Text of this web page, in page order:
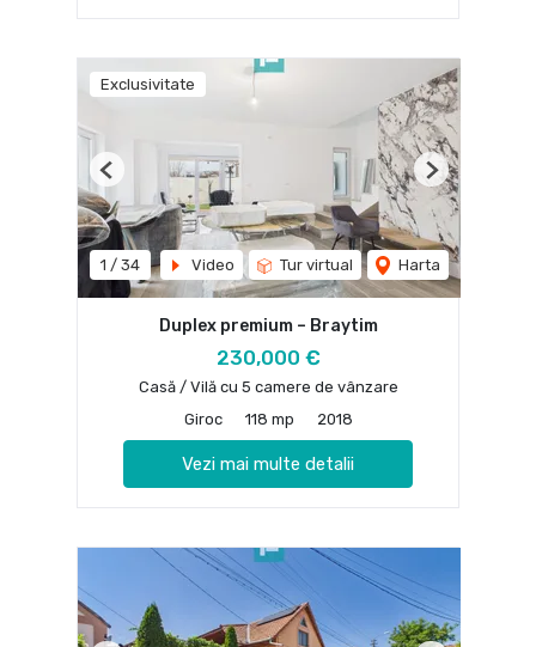
Exclusivitate
1 / 34 Video Tur virtual Harta
Previous Next
Duplex premium – Braytim
230,000 €
Casă / Vilă cu 5 camere de vânzare
Giroc
118 mp 2018
Vezi mai multe detalii